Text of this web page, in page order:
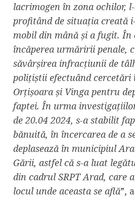
lacrimogen în zona ochilor,
profitând de situația creată
mobil din mână și a fugit. În
încăperea urmăririi penale,
săvârșirea infracțiunii de
polițiștii efectuând cercetări
Orțișoara și Vinga pentru
faptei. În urma
de 20.04 2024, s-a stabilit
bănuită, în încercarea de a
deplasează în municipiul
Gării, astfel că s-a luat
din cadrul SRPT Arad, care
locul unde aceasta se află”,